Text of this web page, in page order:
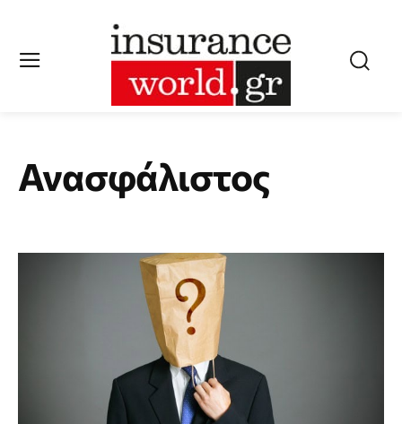
Ανασφάλιστος